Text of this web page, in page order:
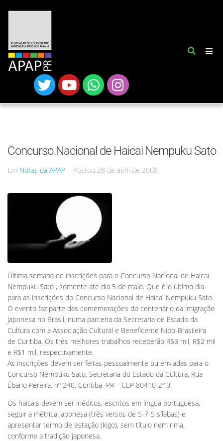
Concurso Nacional de Haicai Nempuku Sato
Em Notas da APAP Postou 28 de abril de 2008
Última semana de inscrições para o Concurso Nacional de Haicai
Nempuku Sato , somente até dia 5 de maio. Que é o último dia
para as inscrições do Concurso Nacional de Haicai Nempuku Sato.
O evento faz parte das comemorações do centenário da imigração
japonesa no Brasil, numa parceria da Secretaria de Estado da
Cultura com a Associação Cultural e Beneficente Nipo-Brasileira
de Curitiba. Os três melhores trabalhos receberão R$3 mil, R$2 mil
e R$1 mil, respectivamente.
As inscrições devem ser feitas pessoalmente ou enviadas para o
Concurso Nempuku Sato, Secretaria do Estado da Cultura, Rua
Ébano Pereira, nº 240, Curitiba  PR – CEP 80410-240.
Os haicais devem ser inéditos, escritos em língua portuguesa,
seguir a métrica japonesa (três versos de 5-7-5 sílabas) e
apresentar termo de estação (kigo), sem título nem rima,
conforme a tradição japonesa.